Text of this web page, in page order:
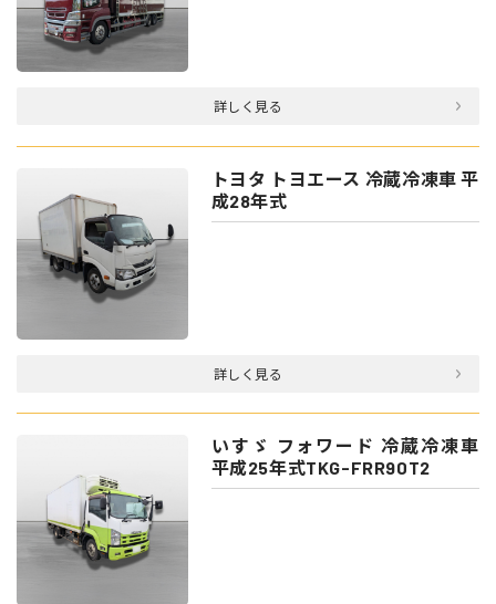
詳しく見る
トヨタ トヨエース 冷蔵冷凍車 平
成28年式
詳しく見る
いすゞ フォワード 冷蔵冷凍車
平成25年式TKG-FRR90T2